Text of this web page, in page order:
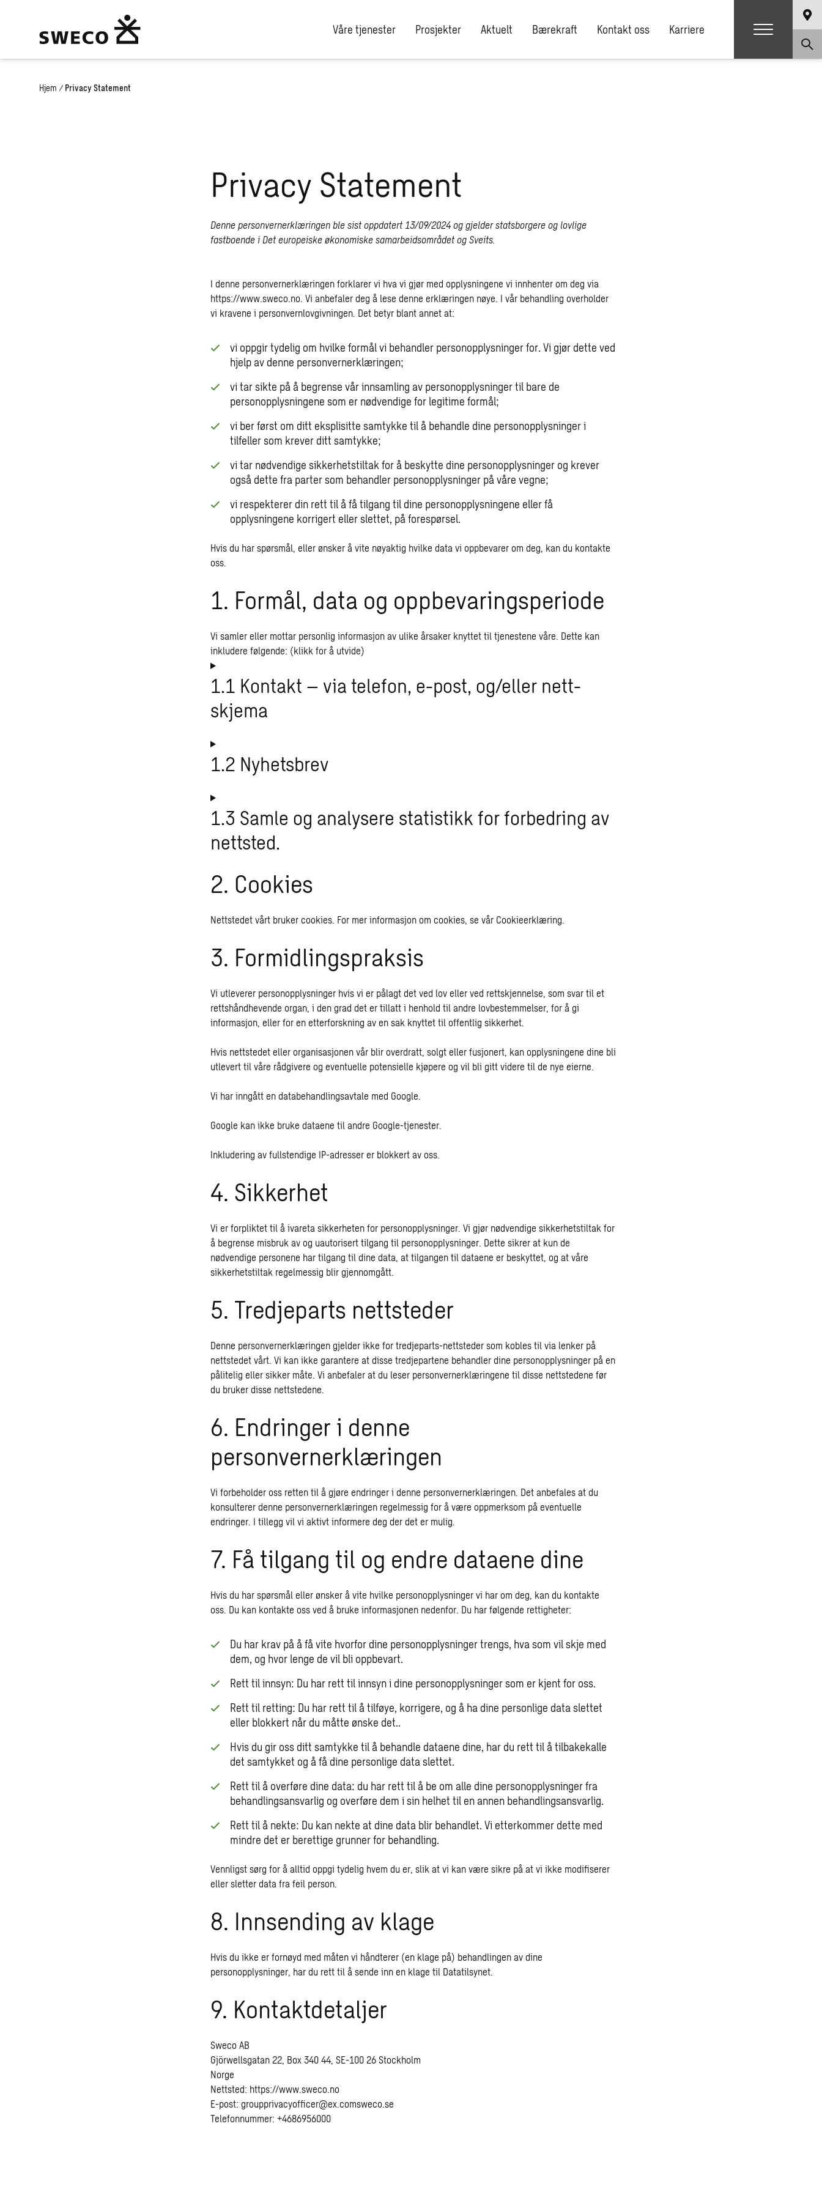
Våre tjenester Prosjekter Aktuelt Bærekraft Kontakt oss Karriere
Hjem / Privacy Statement
Privacy Statement
Denne personvernerklæringen ble sist oppdatert 13/09/2024 og gjelder statsborgere og lovlige
fastboende i Det europeiske økonomiske samarbeidsområdet og Sveits.
I denne personvernerklæringen forklarer vi hva vi gjør med opplysningene vi innhenter om deg via
https://www.sweco.no. Vi anbefaler deg å lese denne erklæringen nøye. I vår behandling overholder
vi kravene i personvernlovgivningen. Det betyr blant annet at:
vi oppgir tydelig om hvilke formål vi behandler personopplysninger for. Vi gjør dette ved
hjelp av denne personvernerklæringen;
vi tar sikte på å begrense vår innsamling av personopplysninger til bare de
personopplysningene som er nødvendige for legitime formål;
vi ber først om ditt eksplisitte samtykke til å behandle dine personopplysninger i
tilfeller som krever ditt samtykke;
vi tar nødvendige sikkerhetstiltak for å beskytte dine personopplysninger og krever
også dette fra parter som behandler personopplysninger på våre vegne;
vi respekterer din rett til å få tilgang til dine personopplysningene eller få
opplysningene korrigert eller slettet, på forespørsel.
Hvis du har spørsmål, eller ønsker å vite nøyaktig hvilke data vi oppbevarer om deg, kan du kontakte
oss.
1. Formål, data og oppbevaringsperiode
Vi samler eller mottar personlig informasjon av ulike årsaker knyttet til tjenestene våre. Dette kan
inkludere følgende: (klikk for å utvide)
1.1 Kontakt – via telefon, e-post, og/eller nett-
skjema
1.2 Nyhetsbrev
1.3 Samle og analysere statistikk for forbedring av
nettsted.
2. Cookies
Nettstedet vårt bruker cookies. For mer informasjon om cookies, se vår Cookieerklæring.
3. Formidlingspraksis
Vi utleverer personopplysninger hvis vi er pålagt det ved lov eller ved rettskjennelse, som svar til et
rettshåndhevende organ, i den grad det er tillatt i henhold til andre lovbestemmelser, for å gi
informasjon, eller for en etterforskning av en sak knyttet til offentlig sikkerhet.
Hvis nettstedet eller organisasjonen vår blir overdratt, solgt eller fusjonert, kan opplysningene dine bli
utlevert til våre rådgivere og eventuelle potensielle kjøpere og vil bli gitt videre til de nye eierne.
Vi har inngått en databehandlingsavtale med Google.
Google kan ikke bruke dataene til andre Google-tjenester.
Inkludering av fullstendige IP-adresser er blokkert av oss.
4. Sikkerhet
Vi er forpliktet til å ivareta sikkerheten for personopplysninger. Vi gjør nødvendige sikkerhetstiltak for
å begrense misbruk av og uautorisert tilgang til personopplysninger. Dette sikrer at kun de
nødvendige personene har tilgang til dine data, at tilgangen til dataene er beskyttet, og at våre
sikkerhetstiltak regelmessig blir gjennomgått.
5. Tredjeparts nettsteder
Denne personvernerklæringen gjelder ikke for tredjeparts-nettsteder som kobles til via lenker på
nettstedet vårt. Vi kan ikke garantere at disse tredjepartene behandler dine personopplysninger på en
pålitelig eller sikker måte. Vi anbefaler at du leser personvernerklæringene til disse nettstedene før
du bruker disse nettstedene.
6. Endringer i denne
personvernerklæringen
Vi forbeholder oss retten til å gjøre endringer i denne personvernerklæringen. Det anbefales at du
konsulterer denne personvernerklæringen regelmessig for å være oppmerksom på eventuelle
endringer. I tillegg vil vi aktivt informere deg der det er mulig.
7. Få tilgang til og endre dataene dine
Hvis du har spørsmål eller ønsker å vite hvilke personopplysninger vi har om deg, kan du kontakte
oss. Du kan kontakte oss ved å bruke informasjonen nedenfor. Du har følgende rettigheter:
Du har krav på å få vite hvorfor dine personopplysninger trengs, hva som vil skje med
dem, og hvor lenge de vil bli oppbevart.
Rett til innsyn: Du har rett til innsyn i dine personopplysninger som er kjent for oss.
Rett til retting: Du har rett til å tilføye, korrigere, og å ha dine personlige data slettet
eller blokkert når du måtte ønske det..
Hvis du gir oss ditt samtykke til å behandle dataene dine, har du rett til å tilbakekalle
det samtykket og å få dine personlige data slettet.
Rett til å overføre dine data: du har rett til å be om alle dine personopplysninger fra
behandlingsansvarlig og overføre dem i sin helhet til en annen behandlingsansvarlig.
Rett til å nekte: Du kan nekte at dine data blir behandlet. Vi etterkommer dette med
mindre det er berettige grunner for behandling.
Vennligst sørg for å alltid oppgi tydelig hvem du er, slik at vi kan være sikre på at vi ikke modifiserer
eller sletter data fra feil person.
8. Innsending av klage
Hvis du ikke er fornøyd med måten vi håndterer (en klage på) behandlingen av dine
personopplysninger, har du rett til å sende inn en klage til Datatilsynet.
9. Kontaktdetaljer
Sweco AB
Gjörwellsgatan 22, Box 340 44, SE-100 26 Stockholm
Norge
Nettsted: https://www.sweco.no
E-post: groupprivacyofficer@ex.comsweco.se
Telefonnummer: +4686956000